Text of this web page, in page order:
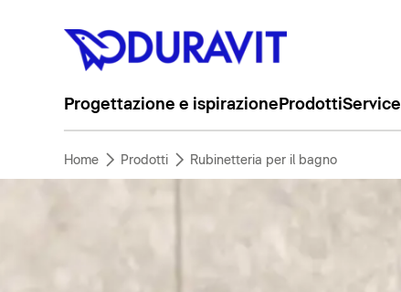
Progettazione e ispirazione ProdottiService
Home Prodotti Rubinetteria per il bagno